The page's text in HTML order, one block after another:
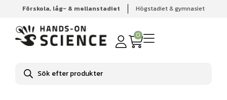
Förskola, låg- & mellanstadiet Högstadiet & gymnasiet
0
Produktsökning
Hem Förskola, låg- & mellanstadiet
Språk & svenska
Hatten förlag
Ajja & Bajja
Ajja&Bajja i parken